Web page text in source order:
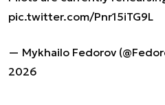
pic.twitter.com/Pnr15iTG9L
— Mykhailo Fedorov
2026